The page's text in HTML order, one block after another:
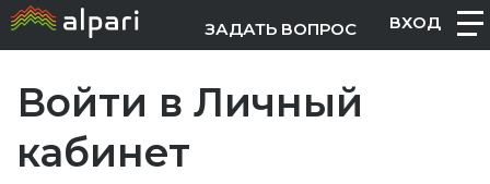
ЗАДАТЬ ВОПРОС ВХОД
Войти в Личный
кабинет